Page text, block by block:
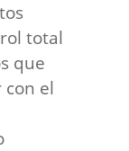
total
que
con el